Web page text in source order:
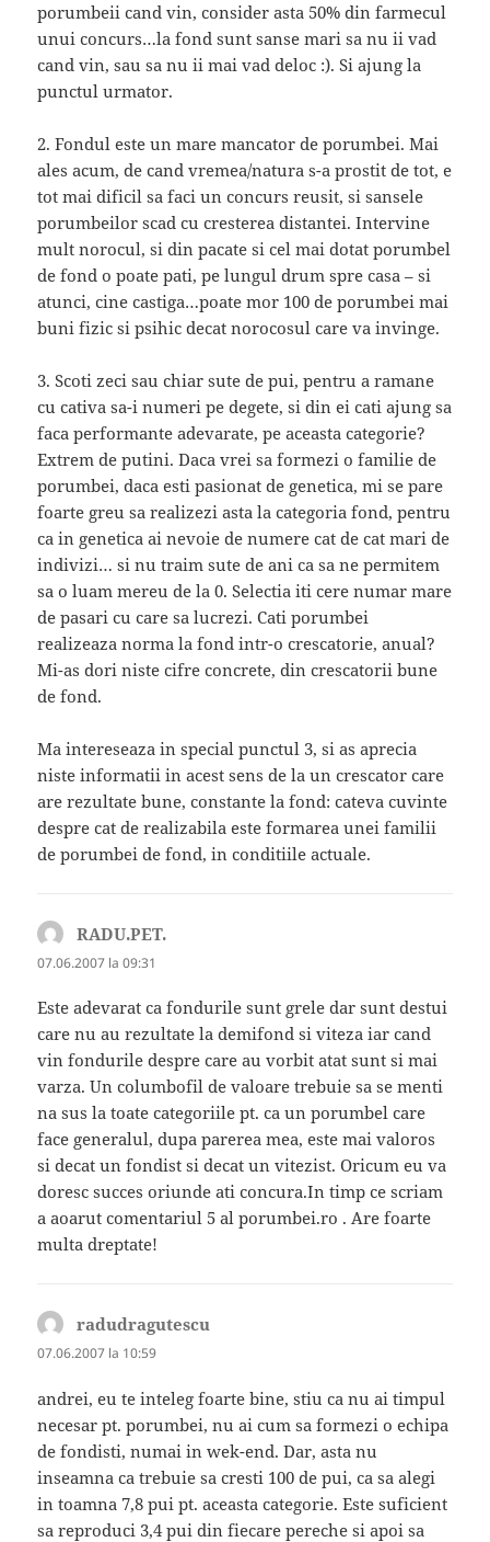
porumbeii cand vin, consider asta 50% din farmecul
unui concurs…la fond sunt sanse mari sa nu ii vad
cand vin, sau sa nu ii mai vad deloc :). Si ajung la
punctul urmator.
2. Fondul este un mare mancator de porumbei. Mai
ales acum, de cand vremea/natura s-a prostit de tot, e
tot mai dificil sa faci un concurs reusit, si sansele
porumbeilor scad cu cresterea distantei. Intervine
mult norocul, si din pacate si cel mai dotat porumbel
de fond o poate pati, pe lungul drum spre casa – si
atunci, cine castiga…poate mor 100 de porumbei mai
buni fizic si psihic decat norocosul care va invinge.
3. Scoti zeci sau chiar sute de pui, pentru a ramane
cu cativa sa-i numeri pe degete, si din ei cati ajung sa
faca performante adevarate, pe aceasta categorie?
Extrem de putini. Daca vrei sa formezi o familie de
porumbei, daca esti pasionat de genetica, mi se pare
foarte greu sa realizezi asta la categoria fond, pentru
ca in genetica ai nevoie de numere cat de cat mari de
indivizi… si nu traim sute de ani ca sa ne permitem
sa o luam mereu de la 0. Selectia iti cere numar mare
de pasari cu care sa lucrezi. Cati porumbei
realizeaza norma la fond intr-o crescatorie, anual?
Mi-as dori niste cifre concrete, din crescatorii bune
de fond.
Ma intereseaza in special punctul 3, si as aprecia
niste informatii in acest sens de la un crescator care
are rezultate bune, constante la fond: cateva cuvinte
despre cat de realizabila este formarea unei familii
de porumbei de fond, in conditiile actuale.
RADU.PET.
07.06.2007 la 09:31
Este adevarat ca fondurile sunt grele dar sunt destui
care nu au rezultate la demifond si viteza iar cand
vin fondurile despre care au vorbit atat sunt si mai
varza. Un columbofil de valoare trebuie sa se menti
na sus la toate categoriile pt. ca un porumbel care
face generalul, dupa parerea mea, este mai valoros
si decat un fondist si decat un vitezist. Oricum eu va
doresc succes oriunde ati concura.In timp ce scriam
a aoarut comentariul 5 al porumbei.ro . Are foarte
multa dreptate!
radudragutescu
07.06.2007 la 10:59
andrei, eu te inteleg foarte bine, stiu ca nu ai timpul
necesar pt. porumbei, nu ai cum sa formezi o echipa
de fondisti, numai in wek-end. Dar, asta nu
inseamna ca trebuie sa cresti 100 de pui, ca sa alegi
in toamna 7,8 pui pt. aceasta categorie. Este suficient
sa reproduci 3,4 pui din fiecare pereche si apoi sa